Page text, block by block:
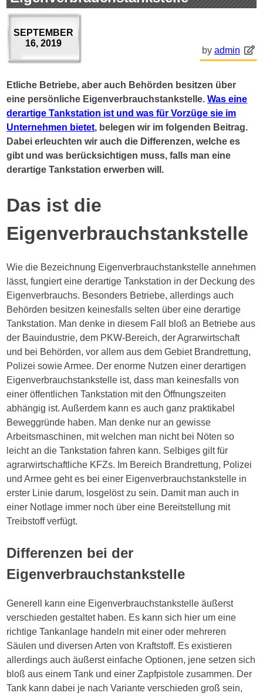
SEPTEMBER
16, 2019
by admin
Etliche Betriebe, aber auch Behörden besitzen über
eine persönliche Eigenverbrauchstankstelle.Was eine
derartige Tankstation ist und was für Vorzüge sie im
Unternehmen bietet, belegen wir im folgenden Beitrag.
Dabei erleuchten wir auch die Differenzen, welche es
gibt und was berücksichtigen muss, falls man eine
derartige Tankstation erwerben will.
Das ist die
Eigenverbrauchstankstelle
Wie die Bezeichnung Eigenverbrauchstankstelle annehmen
lässt, fungiert eine derartige Tankstation in der Deckung des
Eigenverbrauchs. Besonders Betriebe, allerdings auch
Behörden besitzen keinesfalls selten über eine derartige
Tankstation. Man denke in diesem Fall bloß an Betriebe aus
der Bauindustrie, dem PKW-Bereich, der Agrarwirtschaft
und bei Behörden, vor allem aus dem Gebiet Brandrettung,
Polizei sowie Armee. Der enorme Nutzen einer derartigen
Eigenverbrauchstankstelle ist, dass man keinesfalls von
einer öffentlichen Tankstation mit den Öffnungszeiten
abhängig ist. Außerdem kann es auch ganz praktikabel
Beweggründe haben. Man denke nur an gewisse
Arbeitsmaschinen, mit welchen man nicht bei Nöten so
leicht an die Tankstation fahren kann. Selbiges gilt für
agrarwirtschaftliche KFZs. Im Bereich Brandrettung, Polizei
und Armee geht es bei einer Eigenverbrauchstankstelle in
erster Linie darum, losgelöst zu sein. Damit man auch in
einer Notlage immer noch über eine Bereitstellung mit
Treibstoff verfügt.
Differenzen bei der
Eigenverbrauchstankstelle
Generell kann eine Eigenverbrauchstankstelle äußerst
verschieden gestaltet haben. Es kann sich hier um eine
richtige Tankanlage handeln mit einer oder mehreren
Säulen und diversen Arten von Kraftstoff. Es existieren
allerdings auch äußerst einfache Optionen, jene setzen sich
bloß aus einem Tank und einer Zapfpistole zusammen. Der
Tank kann dabei je nach Variante verschieden groß sein,